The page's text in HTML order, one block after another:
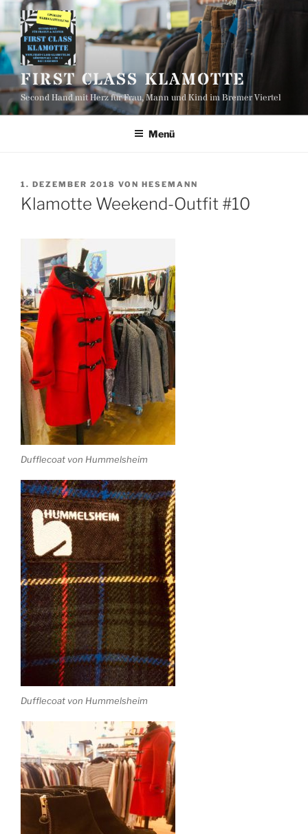
Zum
Inhalt
springen
FIRST CLASS KLAMOTTE
Second Hand mit Herz für Frau, Mann und Kind im Bremer Viertel
Menü
VERÖFFENTLICHT
AM
1. DEZEMBER 2018 VON HESEMANN
Klamotte Weekend-Outfit #10
Dufflecoat von Hummelsheim
Dufflecoat von Hummelsheim